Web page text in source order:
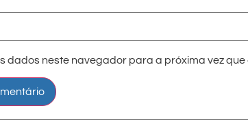
dados neste navegador para a próxima vez que